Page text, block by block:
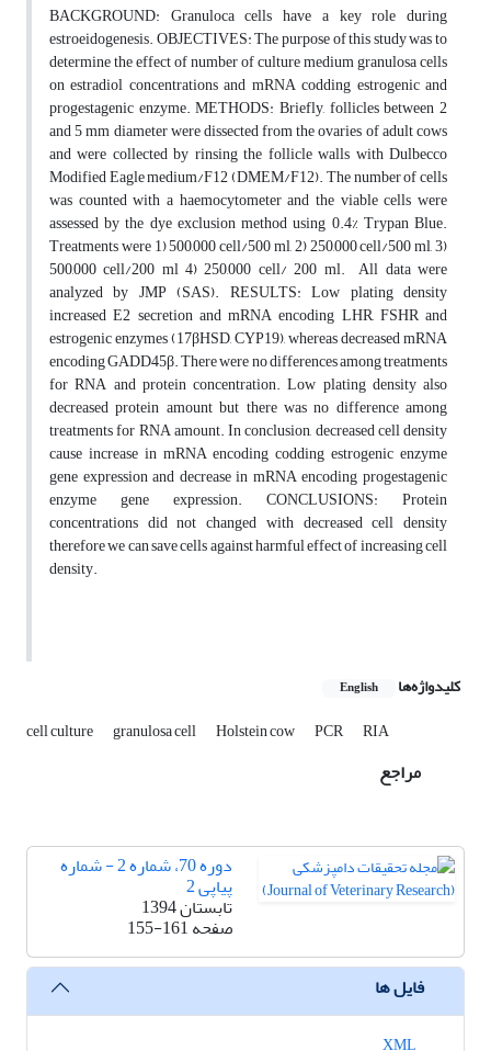
BACKGROUND: Granuloca cells have a key role during
estroeidogenesis. OBJECTIVES: The purpose of this study was to
determine the effect of number of culture medium granulosa cells
on estradiol concentrations and mRNA codding estrogenic and
progestagenic enzyme. METHODS: Briefly, follicles between 2
and 5 mm diameter were dissected from the ovaries of adult cows
and were collected by rinsing the follicle walls with Dulbecco
Modified Eagle medium/F12 (DMEM/F12). The number of cells
was counted with a haemocytometer and the viable cells were
assessed by the dye exclusion method using 0.4% Trypan Blue.
Treatments were 1) 500,000 cell/500 ml, 2) 250,000 cell/500 ml, 3)
500,000 cell/200 ml 4) 250,000 cell/ 200 ml. All data were
analyzed by JMP (SAS). RESULTS: Low plating density
increased E2 secretion and mRNA encoding LHR, FSHR and
estrogenic enzymes (17βHSD, CYP19), whereas decreased mRNA
encoding GADD45β. There were no differences among treatments
for RNA and protein concentration. Low plating density also
decreased protein amount but there was no difference among
treatments for RNA amount. In conclusion, decreased cell density
cause increase in mRNA encoding codding estrogenic enzyme
gene expression and decrease in mRNA encoding progestagenic
enzyme gene expression. CONCLUSIONS: Protein
concentrations did not changed with decreased cell density
therefore we can save cells against harmful effect of increasing cell
density.
کلیدواژه‌ها English
cell culture granulosa cell Holstein cow PCR RIA
مراجع
دوره 70، شماره 2 - شماره
پیاپی 2
تابستان 1394
صفحه155-161
فایل ها